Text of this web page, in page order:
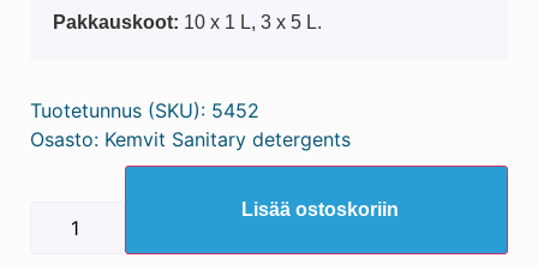
Pakkauskoot: 10 x 1 L, 3 x 5 L.
Tuotetunnus (SKU): 5452
Osasto: Kemvit Sanitary detergents
Lisää ostoskoriin